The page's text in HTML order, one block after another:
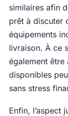
similaires afin
prêt à discuter
équipements
livraison. À ce
également
disponibles
sans stress
Enfin, l’aspect